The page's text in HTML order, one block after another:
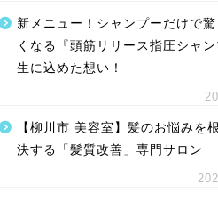
新メニュー！シャンプーだけで
くなる『頭筋リリース指圧シャ
生に込めた想い！
【柳川市 美容室】髪のお悩みを
決する「髪質改善」専門サロン